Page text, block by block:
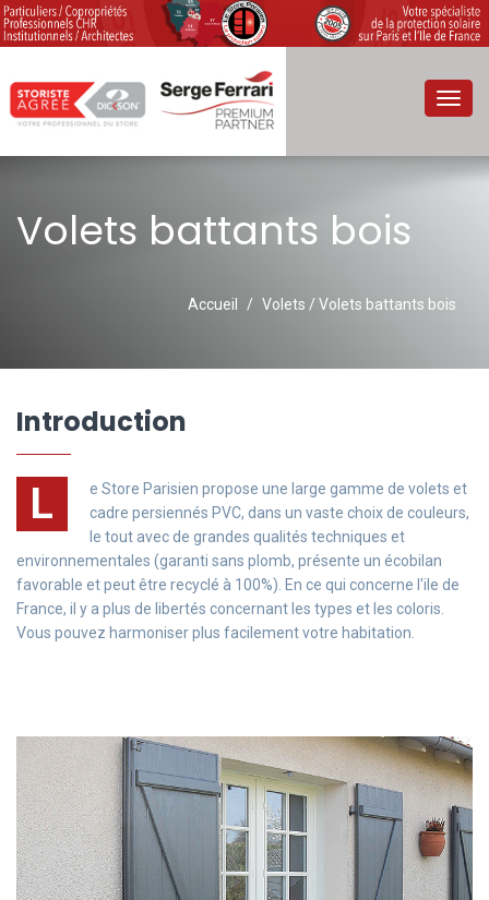
Volets battants bois
Accueil Volets / Volets battants bois
Introduction
L
e Store Parisien propose une large gamme de volets et
cadre persiennés PVC, dans un vaste choix de couleurs,
le tout avec de grandes qualités techniques et
environnementales (garanti sans plomb, présente un écobilan
favorable et peut être recyclé à 100%). En ce qui concerne l'ile de
France, il y a plus de libertés concernant les types et les coloris.
Vous pouvez harmoniser plus facilement votre habitation.